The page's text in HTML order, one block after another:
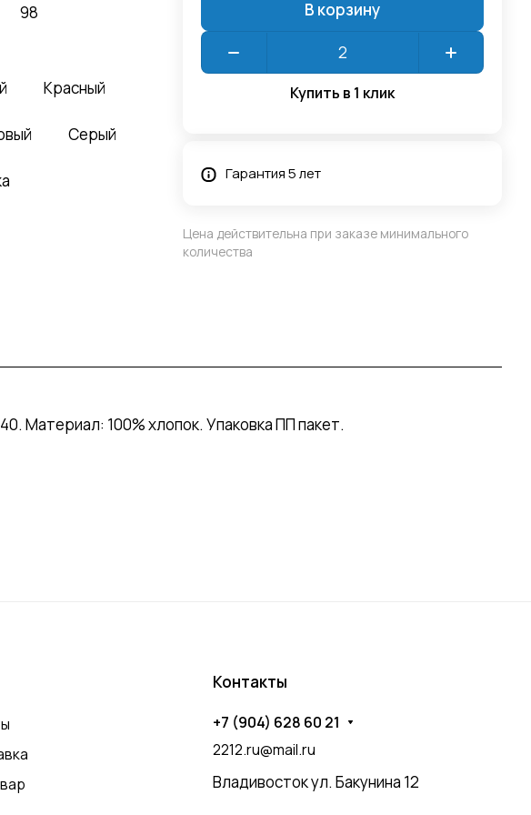
98
Красный
Серый
В корзину
Купить в 1 клик
Гарантия 5 лет
Цена действительна при заказе минимального
количества
Материал: 100% хлопок. Упаковка ПП пакет.
Контакты
+7 (904) 628 60 21
2212.ru@mail.ru
Владивосток ул. Бакунина 12